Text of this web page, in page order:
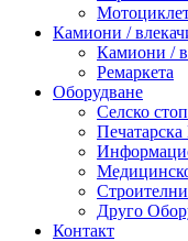
Камиони /
Камиони /
Ремаркета
Оборудване
Селско
Друго
Контакт